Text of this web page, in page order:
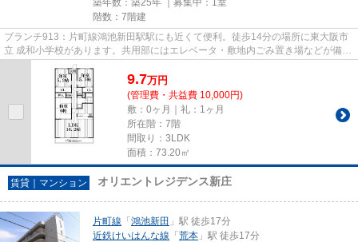
築年数：築25年 ｜募集中： 1室
階数：7階建
ブランチ913：片町線鴻池新田駅駅にも近くて便利。徒歩14分の場所に東大阪市
立 成和小学校があります。共用部にはエレベータ・敷地内ごみ置き場などが備わ
っておりとても充実していま...
9.7万円
(管理費・共益費 10,000円)
敷：0ヶ月｜礼：1ヶ月
所在階：7階
間取り：3LDK
面積：73.20㎡
賃貸｜マンション オリエントレジデンス新庄
片町線 「 鴻池新田 」駅 徒歩17分
近鉄けいはんな線 「 荒本 」駅 徒歩17分